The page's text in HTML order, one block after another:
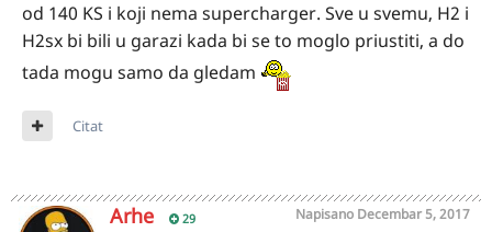
od 140 KS i koji nema supercharger. Sve u svemu, H2 i
H2sx bi bili u garazi kada bi se to moglo priustiti, a do
tada mogu samo da gledam
Citat
Arhe 29 Napisano Decembar 5, 2017